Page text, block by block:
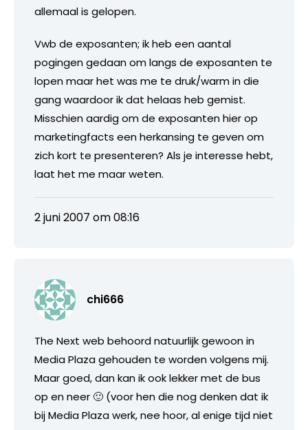
allemaal is gelopen.
Vwb de exposanten; ik heb een aantal
pogingen gedaan om langs de exposanten te
lopen maar het was me te druk/warm in die
gang waardoor ik dat helaas heb gemist.
Misschien aardig om de exposanten hier op
marketingfacts een herkansing te geven om
zich kort te presenteren? Als je interesse hebt,
laat het me maar weten.
2 juni 2007 om 08:16
chi666
The Next web behoord natuurlijk gewoon in
Media Plaza gehouden te worden volgens mij.
Maar goed, dan kan ik ook lekker met de bus
op en neer 🙂 (voor hen die nog denken dat ik
bij Media Plaza werk, nee hoor, al enige tijd niet